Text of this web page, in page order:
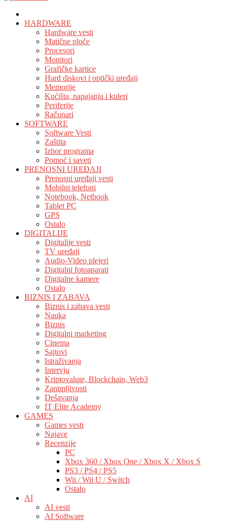
HARDWARE
Hardware vesti
Matične ploče
Procesori
Monitori
Grafičke kartice
Hard diskovi i optički uređaji
Memorije
Kućišta, napajanja i kuleri
Periferije
Računari
SOFTWARE
Software Vesti
Zaštita
Izbor programa
Pomoć i saveti
PRENOSNI UREĐAJI
Prenosni uređaji vesti
Mobilni telefoni
Notebook, Netbook
Tablet PC
GPS
Ostalo
DIGITALIJE
Digitalije vesti
TV uređaji
Audio-Video plejeri
Digitalni fotoaparati
Digitalne kamere
Ostalo
BIZNIS I ZABAVA
Biznis i zabava vesti
Nauka
Biznis
Digitalni marketing
Cinema
Sajtovi
Istraživanja
Intervju
Kriptovalute, Blockchain, Web3
Zanimljivosti
Dešavanja
IT Elite Academy
GAMES
Games vesti
Najave
Recenzije
PC
Xbox 360 / Xbox One / Xbox X / Xbox S
PS3 / PS4 / PS5
Wii / Wii U / Switch
Ostalo
AI
AI vesti
AI Software